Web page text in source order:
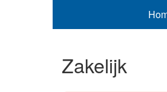
Zakelijk